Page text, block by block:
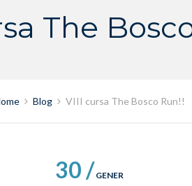
The
Blog VIII cursa The Bosco Run!!
30 / GENER